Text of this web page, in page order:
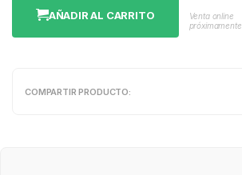
AÑADIR AL CARRITO
Venta online
próximamente
COMPARTIR PRODUCTO: